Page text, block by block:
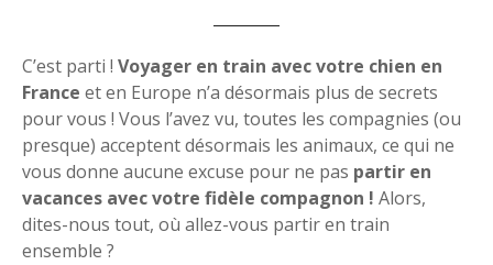
C’est parti ! Voyager en train avec votre chien en
France et en Europe n’a désormais plus de secrets
pour vous ! Vous l’avez vu, toutes les compagnies (ou
presque) acceptent désormais les animaux, ce qui ne
vous donne aucune excuse pour ne pas partir en
vacances avec votre fidèle compagnon ! Alors,
dites-nous tout, où allez-vous partir en train
ensemble ?